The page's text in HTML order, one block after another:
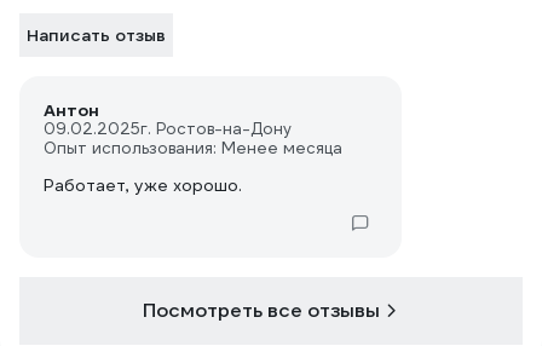
Написать отзыв
Антон
09.02.2025г. Ростов-на-Дону
Опыт использования: Менее месяца
Работает, уже хорошо.
Посмотреть все отзывы